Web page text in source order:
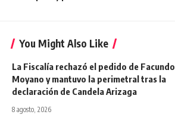
You Might Also Like
La Fiscalía rechazó el pedido de Facundo
Moyano y mantuvo la perimetral tras la
declaración de Candela Arizaga
8 agosto, 2026